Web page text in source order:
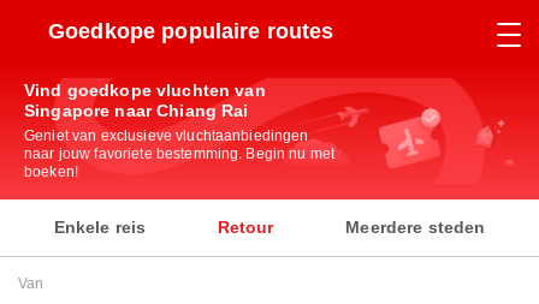
Goedkope populaire routes
Vind goedkope vluchten van
Singapore naar Chiang Rai
Geniet van exclusieve vluchtaanbiedingen
naar jouw favoriete bestemming. Begin nu met
boeken!
Enkele reis Retour Meerdere steden
Van